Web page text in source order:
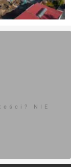
NIE